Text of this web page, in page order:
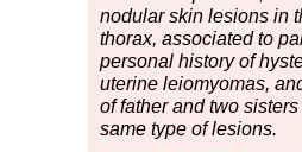
nodular skin lesions in
thorax, associated to
personal history of
uterine leiomyomas,
of father and two
same type of lesions.